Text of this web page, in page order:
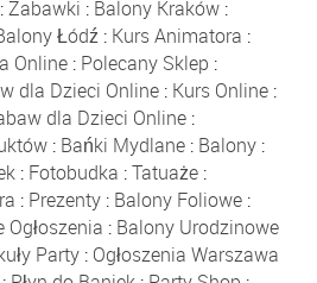
:Zabawki : Balony Kraków :
Łódź : Kurs Animatora :
Online : Polecany Sklep :
dla Dzieci Online: Kurs Online:
dla Dzieci Online :
: Bańki Mydlane : Balony :
: Fotobudka :Tatuaże:
: Prezenty : Balony Foliowe :
Ogłoszenia : Balony Urodzinowe
Party : Ogłoszenia Warszawa